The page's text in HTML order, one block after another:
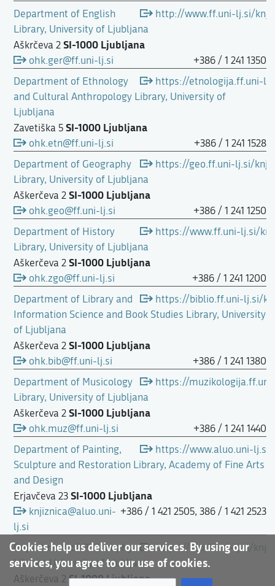
Cookies help us deliver our services. By using our
services, you agree to our use of cookies.
http://www.ff.uni-lj.si/
Department of English
Library, University of Ljubljana
Aškrčeva 2 SI-1000 Ljubljana
+386 / 1 241 1350
ohk.ger@ff.uni-lj.si
https://etnologija.ff.uni-
Department of Ethnology
and Cultural Anthropology Library, University of
Ljubljana
Zavetiška 5 SI-1000 Ljubljana
+386 / 1 241 1528
ohk.etn@ff.uni-lj.si
https://geo.ff.uni-lj.si/
Department of Geography
Library, University of Ljubljana
Aškerčeva 2 SI-1000 Ljubljana
+386 / 1 241 1250
ohk.geo@ff.uni-lj.si
https://www.ff.uni-lj.si/
Department of History
Library, University of Ljubljana
Aškerčeva 2 SI-1000 Ljubljana
+386 / 1 241 1200
ohk.zgo@ff.uni-lj.si
https://biblio.ff.uni-lj.si/
Department of Library and
Information Science and Book Studies Library, University
of Ljubljana
Aškerčeva 2 SI-1000 Ljubljana
+386 / 1 241 1380
ohk.bib@ff.uni-lj.si
https://
Department of Musicology
Library, University of Ljubljana
Aškerčeva 2 SI-1000 Ljubljana
+386 / 1 241 1440
ohk.muz@ff.uni-lj.si
https://www.aluo.uni-
Department of Painting,
Sculpture and Restoration Library, Academy of Fine Arts
and Design
Erjavčeva 23 SI-1000 Ljubljana
+386 / 1 421 2505, 386 / 1 421 2523
knjiznica@aluo.uni-
lj.si
https://filo.ff.uni-lj.si/
Department of Philosophy
Library, University of Ljubljana
Aškerčeva 2 SI-1000 Ljubljana